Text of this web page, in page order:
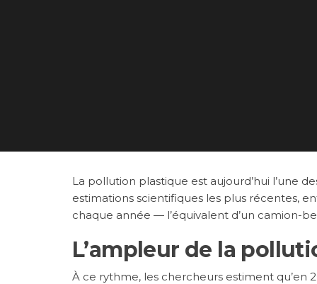
La pollution plastique est aujourd’hui l’une
estimations scientifiques les plus récentes,
chaque année — l’équivalent d’un camion-
L’ampleur de la
À ce rythme, les chercheurs estiment qu’en